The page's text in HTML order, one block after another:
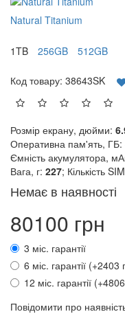
Natural Titanium
1TB 256GB 512GB
Код товару: 38643SK
Розмір екрану, дюйми:
Оперативна пам'ять, ГБ:
Ємність акумулятора,
Вага, г: 227; Кількість
Немає в наявності
80100 грн
3 міс. гарантії
6 міс. гарантії (+2403
12 міс. гарантії
Повідомити про